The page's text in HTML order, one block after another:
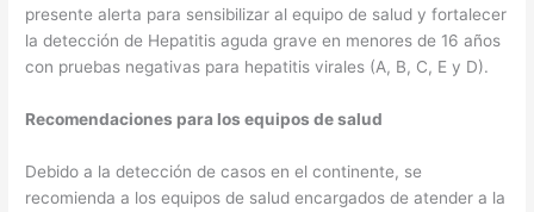
presente alerta para sensibilizar al equipo de salud y fortalecer
la detección de Hepatitis aguda grave en menores de 16 años
con pruebas negativas para hepatitis virales (A, B, C, E y D).
Recomendaciones para los equipos de salud
Debido a la detección de casos en el continente, se
recomienda a los equipos de salud encargados de atender a la